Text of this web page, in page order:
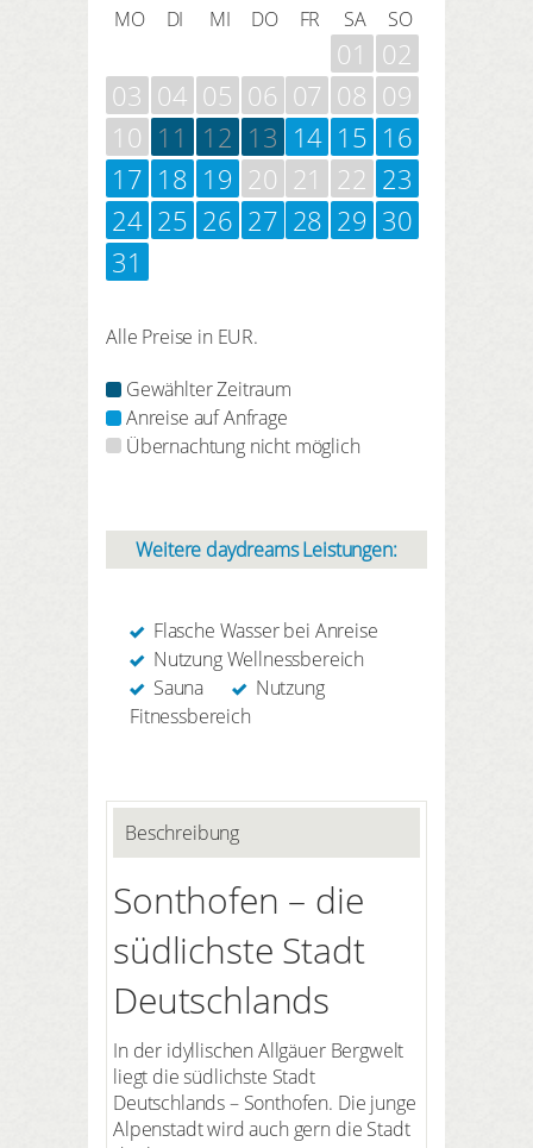
MO DI MI DO FR SA SO
01
02
03 04 05 06 07 08 09
10 11 12 13 14 15 16
17 18 19 20 21 22 23
24 25 26 27 28 29 30
31
Alle Preise in EUR.
Gewählter Zeitraum
Anreise auf Anfrage
Übernachtung nicht möglich
Weitere daydreams Leistungen:
Flasche Wasser bei Anreise
Nutzung Wellnessbereich
Sauna
Nutzung
Fitnessbereich
Beschreibung
Sonthofen – die
südlichste Stadt
Deutschlands
In der idyllischen Allgäuer Bergwelt
liegt die südlichste Stadt
Deutschlands – Sonthofen. Die junge
Alpenstadt wird auch gern die Stadt